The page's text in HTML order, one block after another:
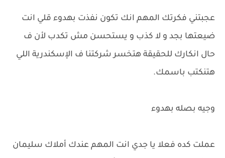
عجبتني فكرتك المهم انك تكون نفذت بهدوء قلي انت
ضيعتها بجد و لا كذب و يستحسن مش تكدب لأن ف
حال انكارك للحقيقة هتخسر شركتنا ف الإسكندرية اللي
هتنكتب باسمك.
وجيه بصله بهدوء
عملت كده فعلا يا جدي انت المهم عندك أملاك سليمان